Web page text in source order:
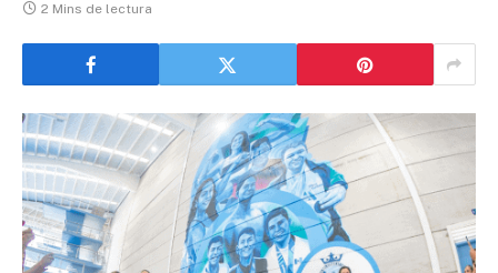
2 Mins de lectura